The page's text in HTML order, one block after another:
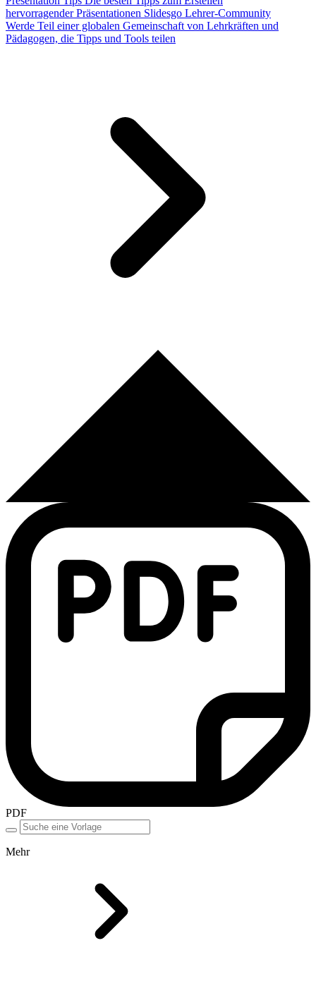
hervorragender Präsentationen Slidesgo Lehrer-Community
Werde Teil einer globalen Gemeinschaft von Lehrkräften und
Pädagogen, die Tipps und Tools teilen
PDF
Mehr